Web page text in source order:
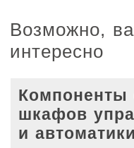
Возможно,
интересно
Компоненты
шкафов
и автоматики